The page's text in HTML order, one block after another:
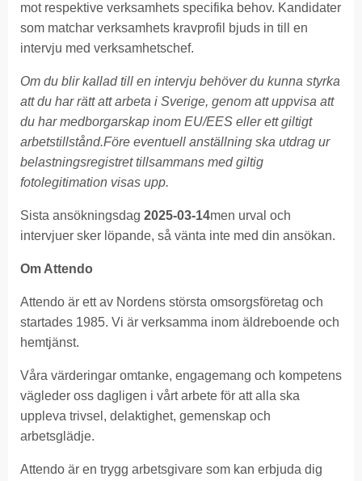
mot respektive verksamhets specifika behov. Kandidater
som matchar verksamhets kravprofil bjuds in till en
intervju med verksamhetschef.
Om du blir kallad till en intervju behöver du kunna styrka
att du har rätt att arbeta i Sverige, genom att uppvisa att
du har medborgarskap inom EU/EES eller ett giltigt
arbetstillstånd.Före eventuell anställning ska utdrag ur
belastningsregistret tillsammans med giltig
fotolegitimation visas upp.
Sista ansökningsdag 2025-03-14men urval och
intervjuer sker löpande, så vänta inte med din ansökan.
Om Attendo
Attendo är ett av Nordens största omsorgsföretag och
startades 1985. Vi är verksamma inom äldreboende och
hemtjänst.
Våra värderingar omtanke, engagemang och kompetens
vägleder oss dagligen i vårt arbete för att alla ska
uppleva trivsel, delaktighet, gemenskap och
arbetsglädje.
Attendo är en trygg arbetsgivare som kan erbjuda dig